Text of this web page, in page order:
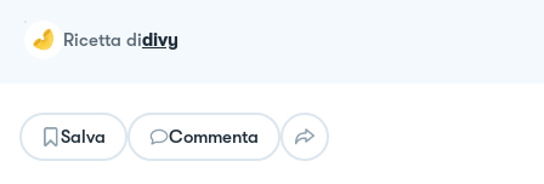
ricetta didivy
Salva Commenta